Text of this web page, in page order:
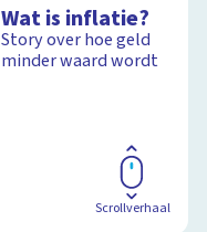
Wat is inflatie?
Story over hoe geld
minder waard wordt
Scrollverhaal